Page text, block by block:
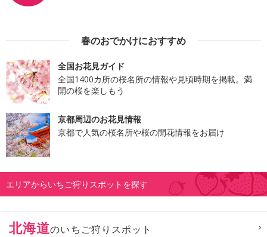
春のおでかけにおすすめ
全国お花見ガイド
全国1400カ所の桜名所の情報や見頃時期を掲載。満
開の桜を楽しもう
京都周辺のお花見情報
京都で人気の桜名所や桜の開花情報をお届け
エリアからいちご狩りスポットを探す
北海道のいちご狩りスポット